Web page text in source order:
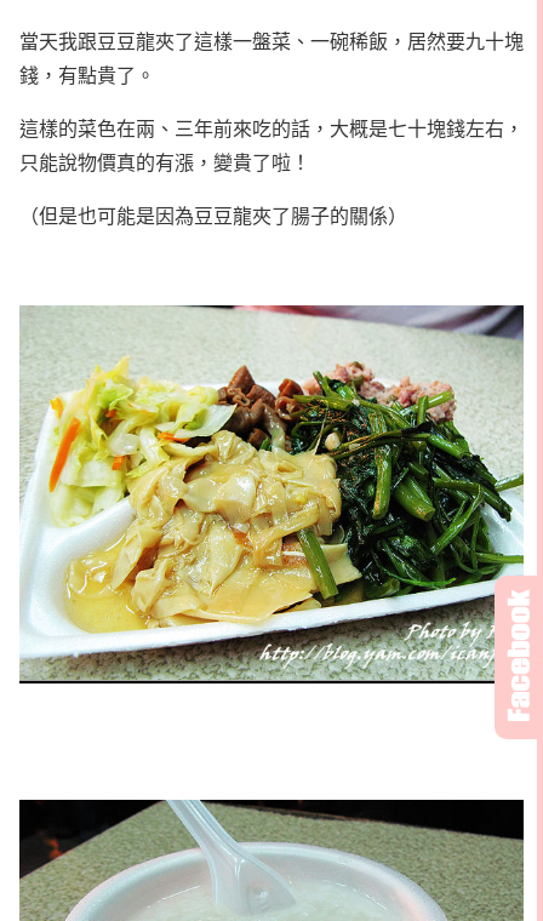
當天我跟豆豆龍夾了這樣一盤菜、一碗稀飯，居然要九十塊
錢，有點貴了。
這樣的菜色在兩、三年前來吃的話，大概是七十塊錢左右，
只能說物價真的有漲，變貴了啦！
（但是也可能是因為豆豆龍夾了腸子的關係）